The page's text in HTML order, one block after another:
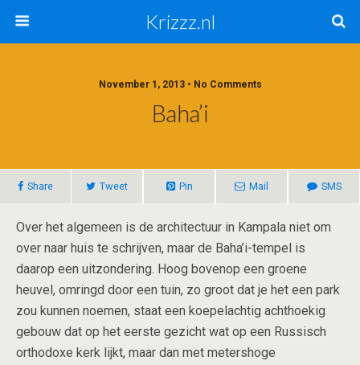
Krizzz.nl
November 1, 2013 • No Comments
Baha’i
Share Tweet Pin Mail SMS
Over het algemeen is de architectuur in Kampala niet om
over naar huis te schrijven, maar de Baha’i-tempel is
daarop een uitzondering. Hoog bovenop een groene
heuvel, omringd door een tuin, zo groot dat je het een park
zou kunnen noemen, staat een koepelachtig achthoekig
gebouw dat op het eerste gezicht wat op een Russisch
orthodoxe kerk lijkt, maar dan met metershoge